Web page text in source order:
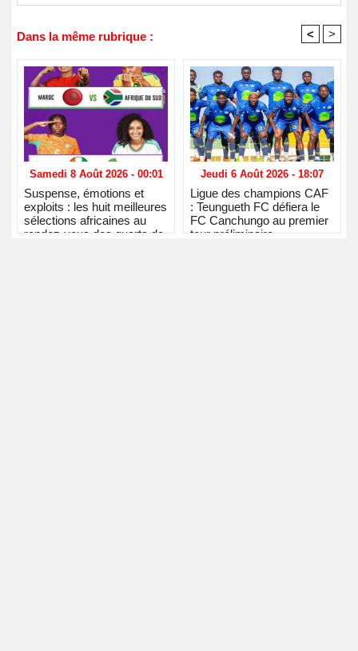
Dans la même rubrique : < >
Samedi 8 Août 2026 - 00:01
Suspense, émotions et
exploits : les huit meilleures
sélections africaines au
rendez-vous des quarts de
Jeudi 6 Août 2026 - 18:07
Ligue des champions CAF
: Teungueth FC défiera le
FC Canchungo au premier
tour préliminaire